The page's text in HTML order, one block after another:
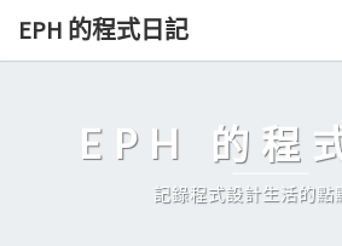
Skip
EPH 的程式日記
EPH 的程
記錄程式設計生活的點